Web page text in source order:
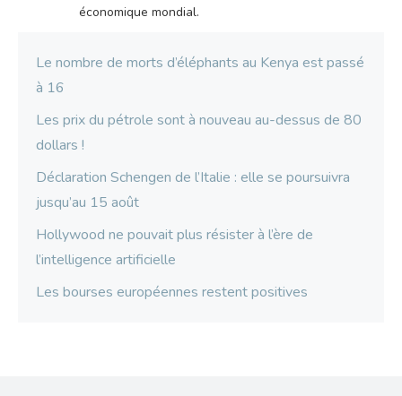
économique mondial.
Le nombre de morts d’éléphants au Kenya est passé
à 16
Les prix du pétrole sont à nouveau au-dessus de 80
dollars !
Déclaration Schengen de l’Italie : elle se poursuivra
jusqu’au 15 août
Hollywood ne pouvait plus résister à l’ère de
l’intelligence artificielle
Les bourses européennes restent positives